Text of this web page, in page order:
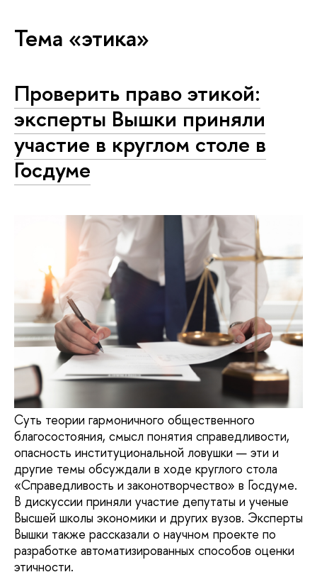
Тема «этика»
Проверить право этикой:
эксперты Вышки приняли
участие в круглом столе в
Госдуме
Суть теории гармоничного общественного
благосостояния, смысл понятия справедливости,
опасность институциональной ловушки — эти и
другие темы обсуждали в ходе круглого стола
«Справедливость и законотворчество» в Госдуме.
В дискуссии приняли участие депутаты и ученые
Высшей школы экономики и других вузов. Эксперты
Вышки также рассказали о научном проекте по
разработке автоматизированных способов оценки
этичности.